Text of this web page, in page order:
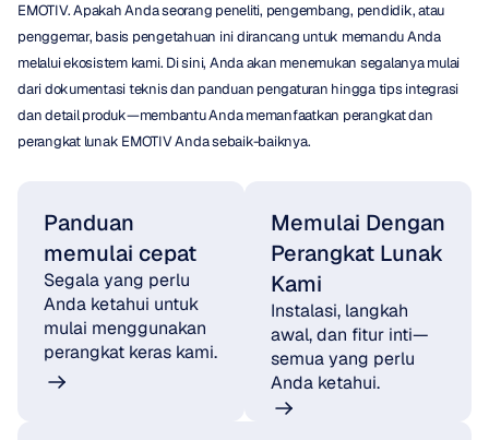
EMOTIV. Apakah Anda seorang peneliti, pengembang, pendidik, atau
penggemar, basis pengetahuan ini dirancang untuk memandu Anda
melalui ekosistem kami. Di sini, Anda akan menemukan segalanya mulai
dari dokumentasi teknis dan panduan pengaturan hingga tips integrasi
dan detail produk—membantu Anda memanfaatkan perangkat dan
perangkat lunak EMOTIV Anda sebaik-baiknya.
Panduan
memulai cepat
Segala yang perlu
Anda ketahui untuk
mulai menggunakan
perangkat keras kami.
Memulai Dengan
Perangkat Lunak
Kami
Instalasi, langkah
awal, dan fitur inti—
semua yang perlu
Anda ketahui.